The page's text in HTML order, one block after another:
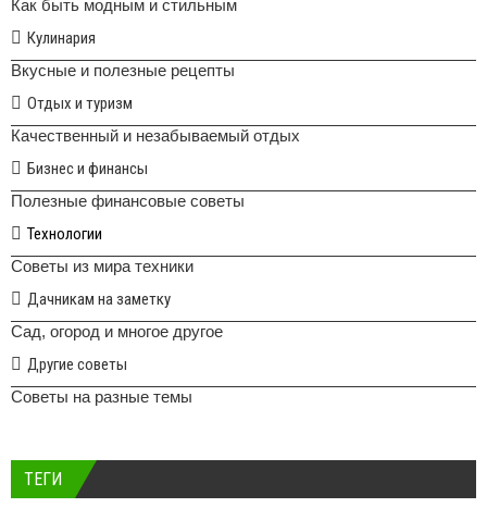
Как быть модным и стильным
Кулинария
Вкусные и полезные рецепты
Отдых и туризм
Качественный и незабываемый отдых
Бизнес и финансы
Полезные финансовые советы
Технологии
Советы из мира техники
Дачникам на заметку
Сад, огород и многое другое
Другие советы
Советы на разные темы
ТЕГИ